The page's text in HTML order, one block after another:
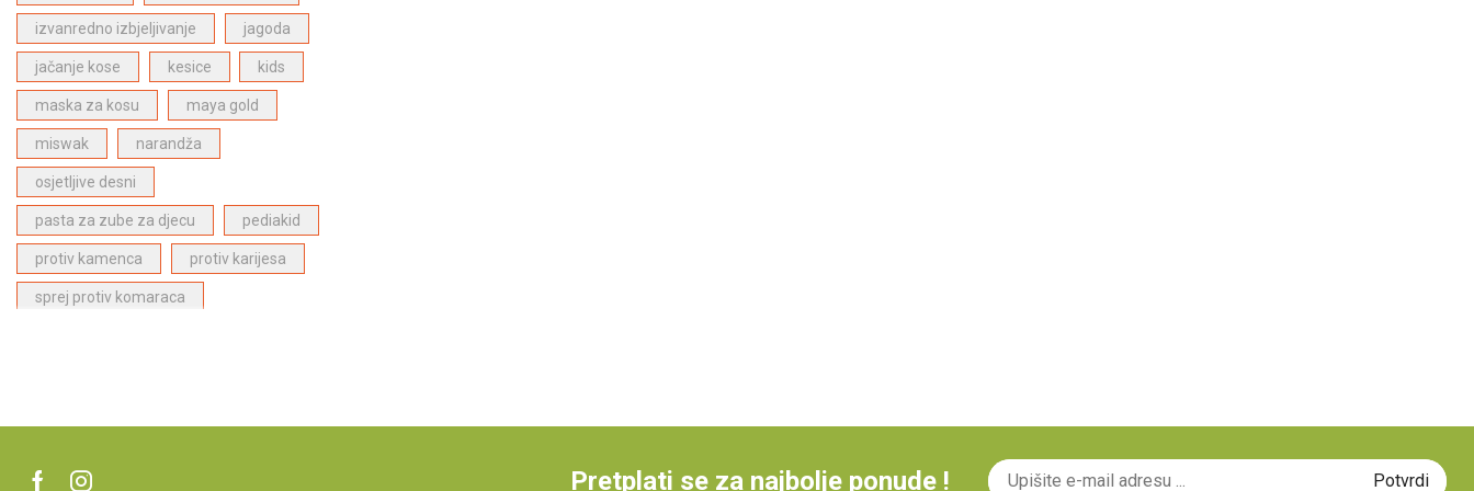
Bergasol proizvodi za zaštitu od sunca
Proizvodi za njegu lica (1)
ECODENTA proizvodi za dentalnu njegu
Dabur Paste za zube
(6)
Proizvodi za njegu kose
Proizvodi za djecu
Najpopularniji proizvodi
izvanredno izbjeljivanje jagoda
jačanje kose kesice kids
maska za kosu maya gold
miswak narandža
osjetljive desni
pasta za zube za djecu pediakid
protiv kamenca protiv karijesa
sprej protiv komaraca
Pretplati se za najbolje ponude !